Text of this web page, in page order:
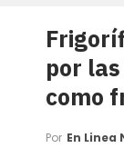
por
como
Por En Linea